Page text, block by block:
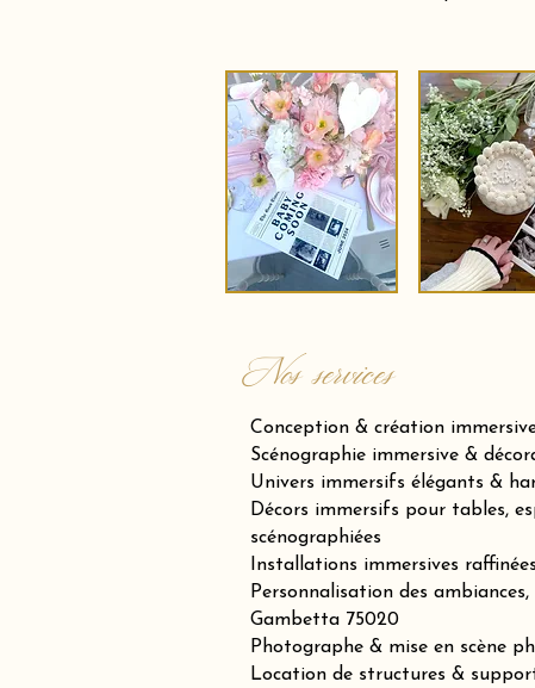
Nos services
Conception & création
Scénographie immersive &
Univers immersifs élégants &
Décors immersifs pour tables,
scénographiées
Installations immersives
Personnalisation des
Gambetta 75020
Photographe & mise en scène
Location de structures &